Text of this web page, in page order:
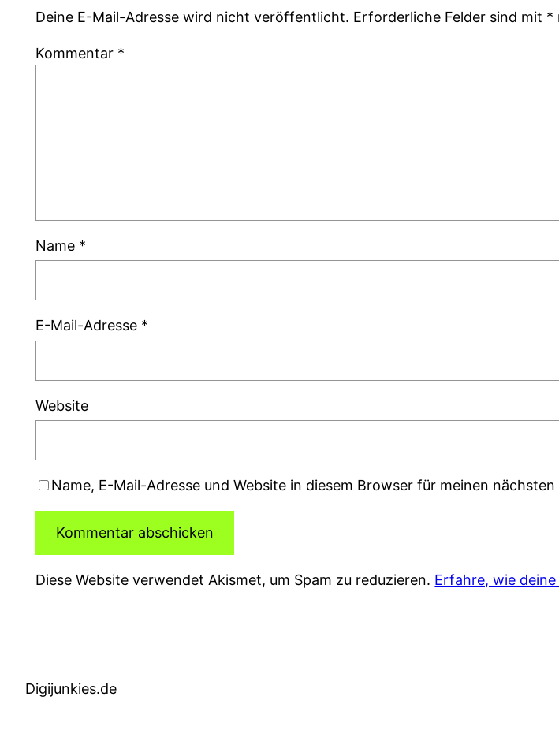
Deine E-Mail-Adresse wird nicht veröffentlicht. Erforderliche Felder sind mit *
Kommentar *
Name *
E-Mail-Adresse *
Website
Name, E-Mail-Adresse und Website in diesem Browser für meinen
Diese Website verwendet Akismet, um Spam zu reduzieren. Erfahre, wie
Digijunkies.de